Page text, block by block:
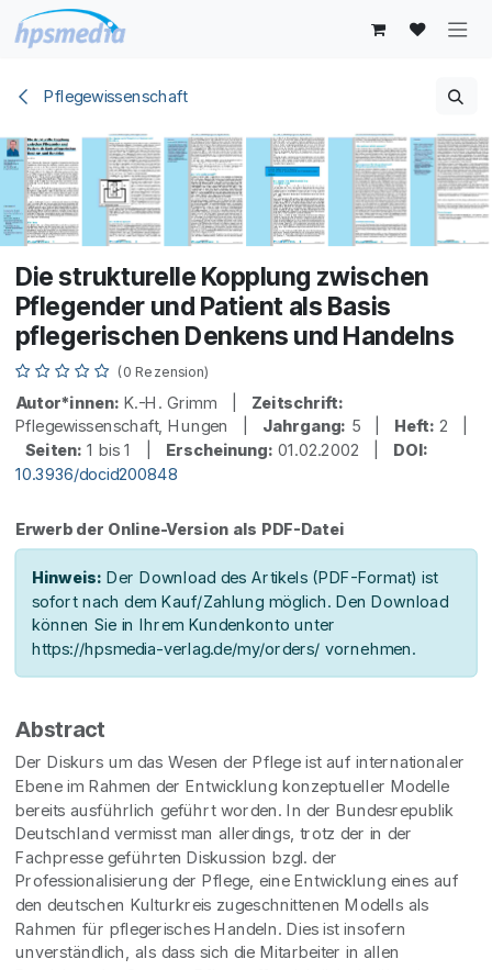
Zum Inhalt springen
Pflegewissenschaft
Die strukturelle Kopplung zwischen
Pflegender und Patient als Basis
pflegerischen Denkens und Handelns
(0 Rezension)
Autor*innen: K.-H. Grimm | Zeitschrift:
Pflegewissenschaft, Hungen | Jahrgang: 5 | Heft: 2 |
Seiten: 1 bis 1 | Erscheinung: 01.02.2002 | DOI:
10.3936/docid200848
Erwerb der Online-Version als PDF-Datei
Hinweis: Der Download des Artikels (PDF-Format) ist
sofort nach dem Kauf/Zahlung möglich. Den Download
können Sie in Ihrem Kundenkonto unter
https://hpsmedia-verlag.de/my/orders/ vornehmen.
Abstract
Der Diskurs um das Wesen der Pflege ist auf internationaler
Ebene im Rahmen der Entwicklung konzeptueller Modelle
bereits ausführlich geführt worden. In der Bundesrepublik
Deutschland vermisst man allerdings, trotz der in der
Fachpresse geführten Diskussion bzgl. der
Professionalisierung der Pflege, eine Entwicklung eines auf
den deutschen Kulturkreis zugeschnittenen Modells als
Rahmen für pflegerisches Handeln. Dies ist insofern
unverständlich, als dass sich die Mitarbeiter in allen